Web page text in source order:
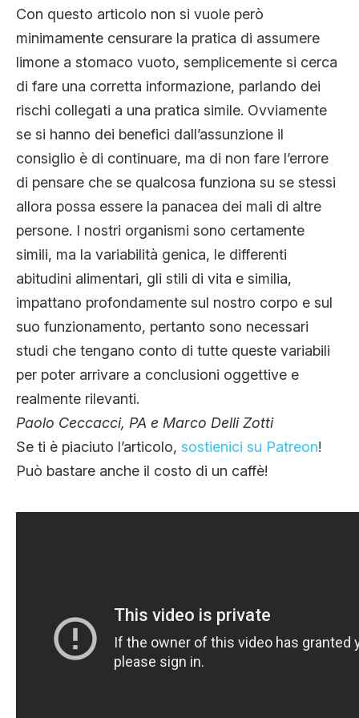
Con questo articolo non si vuole però
minimamente censurare la pratica di assumere
limone a stomaco vuoto, semplicemente si cerca
di fare una corretta informazione, parlando dei
rischi collegati a una pratica simile. Ovviamente
se si hanno dei benefici dall’assunzione il
consiglio è di continuare, ma di non fare l’errore
di pensare che se qualcosa funziona su se stessi
allora possa essere la panacea dei mali di altre
persone. I nostri organismi sono certamente
simili, ma la variabilità genica, le differenti
abitudini alimentari, gli stili di vita e similia,
impattano profondamente sul nostro corpo e sul
suo funzionamento, pertanto sono necessari
studi che tengano conto di tutte queste variabili
per poter arrivare a conclusioni oggettive e
realmente rilevanti.
Paolo Ceccacci, PA e Marco Delli Zotti
Se ti è piaciuto l’articolo, sostienici su Patreon!
Può bastare anche il costo di un caffè!